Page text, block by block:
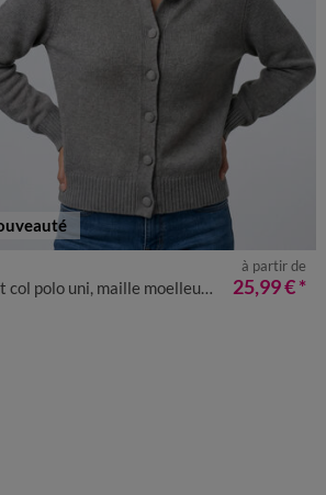
52 54
col polo uni, maille moelleuse
à partir de
25,99 €*